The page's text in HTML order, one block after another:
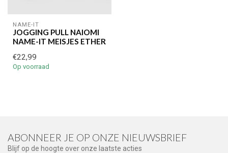
NAME-IT
JOGGING PULL NAIOMI
NAME-IT MEISJES ETHER
€22,99
Op voorraad
ABONNEER JE OP ONZE NIEUWSBRIEF
Blijf op de hoogte over onze laatste acties